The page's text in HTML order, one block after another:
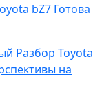
bZ7 Готова
Разбор Toyota
на